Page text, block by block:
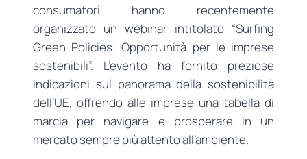
consumatori hanno recentemente
organizzato un webinar intitolato “Surfing
Green Policies: Opportunità per le imprese
sostenibili”. L’evento ha fornito preziose
indicazioni sul panorama della sostenibilità
dell’UE, offrendo alle imprese una tabella di
marcia per navigare e prosperare in un
mercato sempre più attento all’ambiente.